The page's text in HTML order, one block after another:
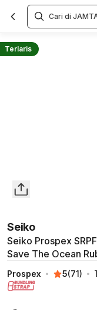
Terlaris
Seiko
Seiko Prospex
Save The Ocean
Prospex 5(71)
Overview